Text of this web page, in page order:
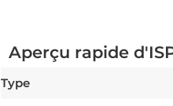
Aperçu rapide
Type